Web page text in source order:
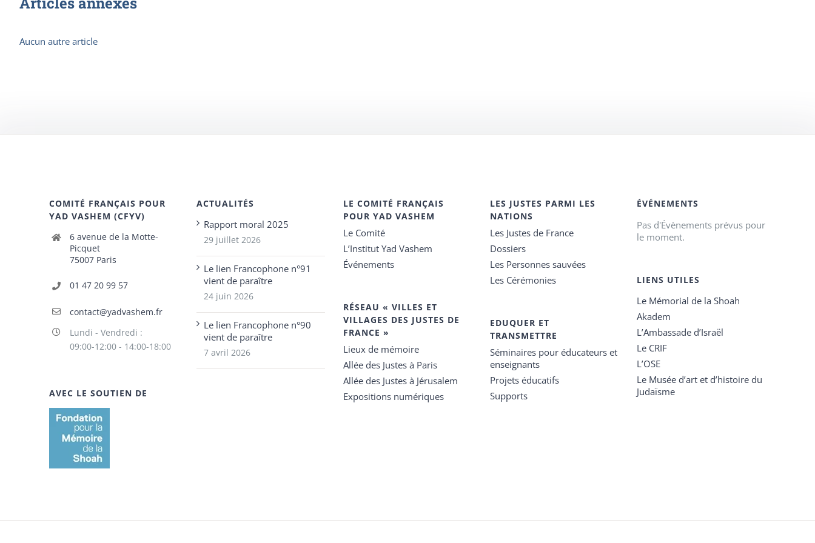
Aucun autre article
COMITÉ FRANÇAIS POUR
YAD VASHEM (CFYV)
6 avenue de la Motte-
Picquet
75007 Paris
01 47 20 99 57
contact@yadvashem.fr
Lundi - Vendredi :
09:00-12:00 - 14:00-18:00
AVEC LE SOUTIEN DE
ACTUALITÉS
Rapport moral 2025
29 juillet 2026
Le lien Francophone n°91
vient de paraître
24 juin 2026
Le lien Francophone n°90
vient de paraître
7 avril 2026
LE COMITÉ FRANÇAIS
POUR YAD VASHEM
Le Comité
L’Institut Yad Vashem
Événements
RÉSEAU « VILLES ET
VILLAGES DES JUSTES DE
FRANCE »
Lieux de mémoire
Allée des Justes à Paris
Allée des Justes à Jérusalem
Expositions numériques
LES JUSTES PARMI LES
NATIONS
Les Justes de France
Dossiers
Les Personnes sauvées
Les Cérémonies
EDUQUER ET
TRANSMETTRE
Séminaires pour éducateurs et
enseignants
Projets éducatifs
Supports
ÉVÉNEMENTS
Pas d'Évènements prévus pour
le moment.
LIENS UTILES
Le Mémorial de la Shoah
Akadem
L’Ambassade d’Israël
Le CRIF
L’OSE
Le Musée d’art et d’histoire du
Judaïsme